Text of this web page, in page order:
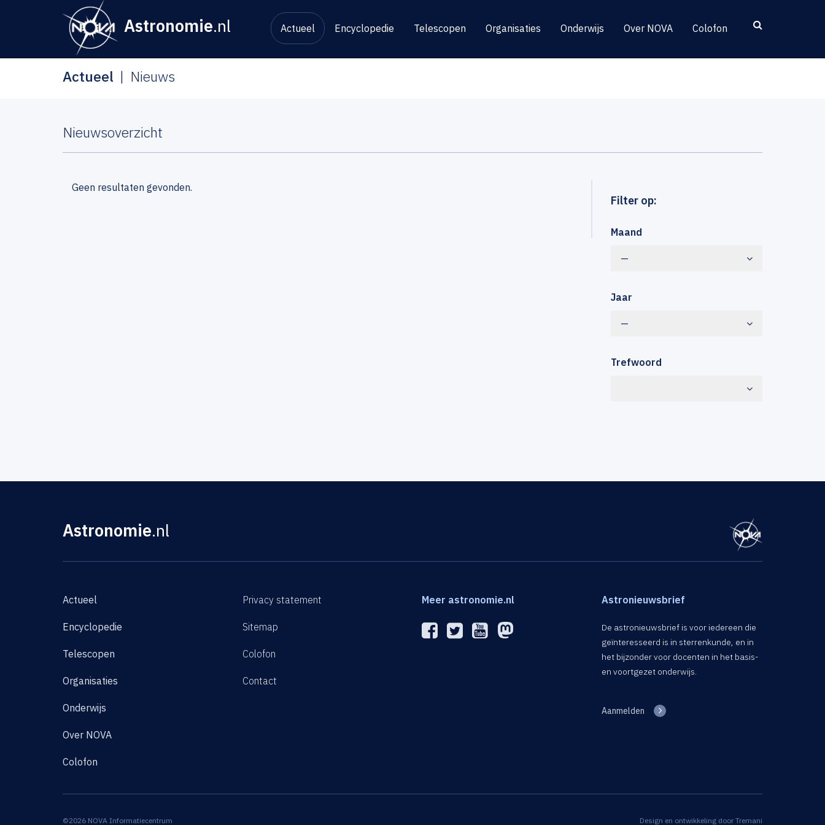
Astronomie.nl Actueel Encyclopedie Telescopen Organisaties Onderwijs Over NOVA Colofon
Actueel Nieuws
Nieuwsoverzicht
Filter op:
Maand
—
Jaar
—
Trefwoord
Geen resultaten gevonden.
Astronomie.nl
Actueel
Encyclopedie
Telescopen
Organisaties
Onderwijs
Over NOVA
Colofon
Privacy statement
Sitemap
Colofon
Contact
Meer astronomie.nl Astronieuwsbrief
De astronieuwsbrief is voor iedereen die
geïnteresseerd is in sterrenkunde, en in
het bijzonder voor docenten in het basis-
en voortgezet onderwijs.
Aanmelden
©2026 NOVA Informatiecentrum Design en ontwikkeling door Tremani